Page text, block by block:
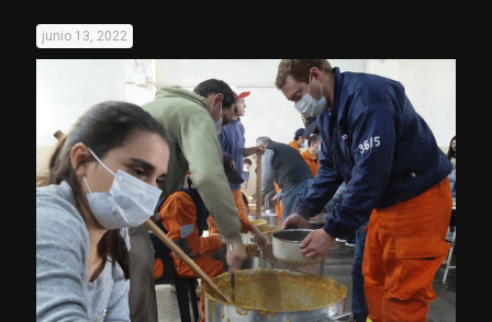
junio 13, 2022